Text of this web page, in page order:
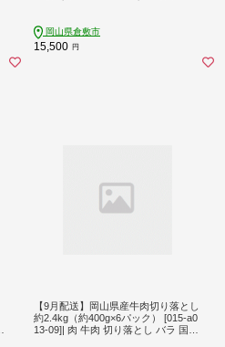
卵 洋菓子 菓子 お菓子 フルーツ 白桃
桃 岡山県 倉敷市 冷凍
岡山県倉敷市
15,500 円
【9月配送】岡山県産牛肉切り落とし
約2.4kg（約400g×6パック） [015-a0
13-09]| 肉 牛肉 切り落とし バラ 国産